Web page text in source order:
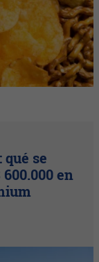
se
en